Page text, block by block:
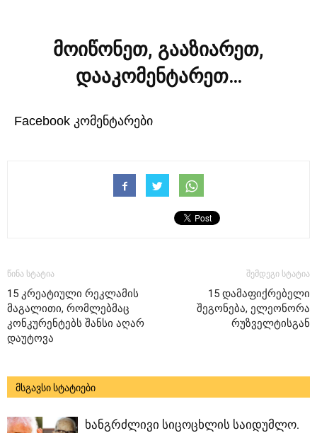
მოიწონეთ, გააზიარეთ,
დააკომენტარეთ…
Facebook კომენტარები
წინა სტატია
15 კრეატიული რეკლამის
მაგალითი, რომლებმაც
კონკურენტებს შანსი აღარ
დაუტოვა
შემდეგი სტატია
15 დამაფიქრებელი
შეგონება, ელეონორა
რუზველტისგან
მსგავსი სტატიები
ხანგრძლივი სიცოცხლის საიდუმლო.